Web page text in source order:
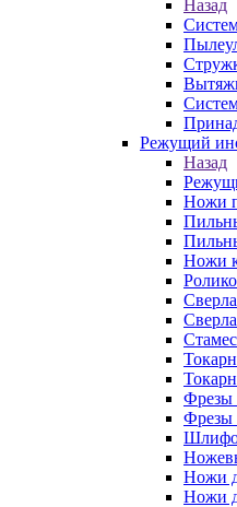
Назад
Режущий
Назад
Ножи
Ножи
Фрезы
Фрезы
Ножи
Ножи